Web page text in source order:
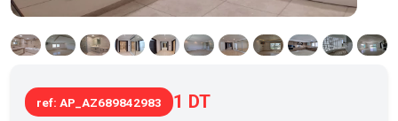
ref: AP_AZ689842983 1 DT